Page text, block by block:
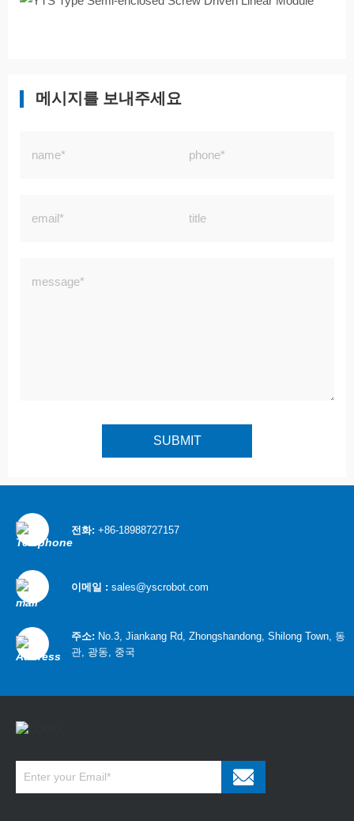
메시지를 보내주세요
전화: +86-18988727157
이메일 : sales@yscrobot.com
주소: No.3, Jiankang Rd, Zhongshandong, Shilong Town, 동
관, 광동, 중국